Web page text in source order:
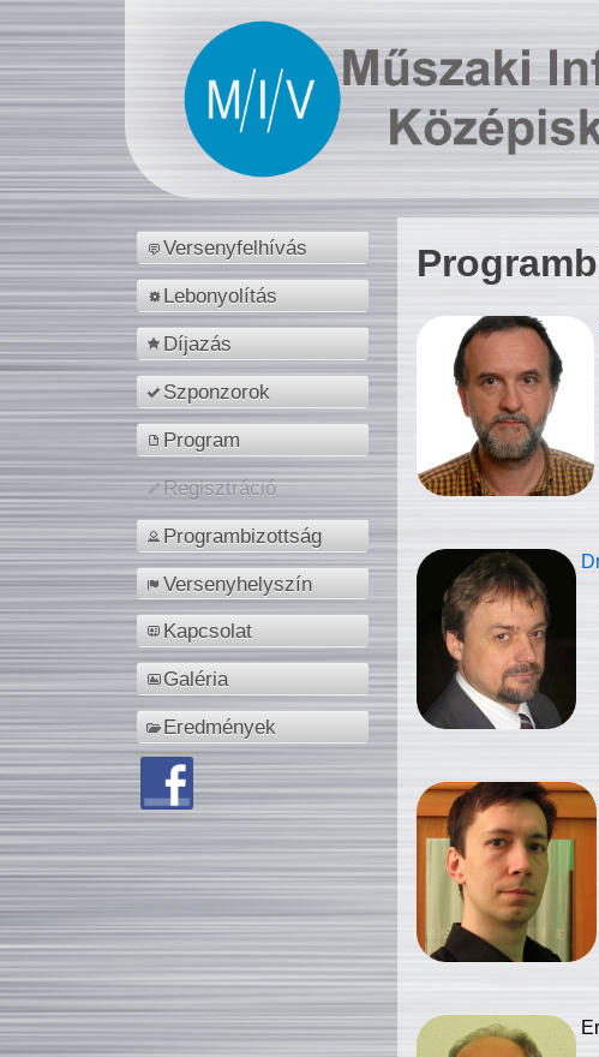
Versenyfelhívás
Lebonyolítás
Díjazás
Szponzorok
Program
Regisztráció
Programbizottság
Versenyhelyszín
Kapcsolat
Galéria
Eredmények